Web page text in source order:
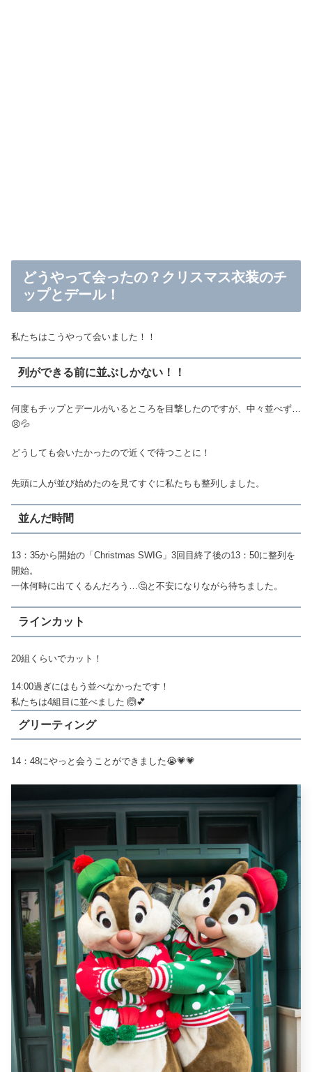
どうやって会ったの？クリスマス衣装のチ
ップとデール！
私たちはこうやって会いました！！
列ができる前に並ぶしかない！！
何度もチップとデールがいるところを目撃したのですが、中々並べず…
😣💦
どうしても会いたかったので近くで待つことに！
先頭に人が並び始めたのを見てすぐに私たちも整列しました。
並んだ時間
13：35から開始の「Christmas SWIG」3回目終了後の13：50に整列を
開始。
一体何時に出てくるんだろう…🤔と不安になりながら待ちました。
ラインカット
20組くらいでカット！
14:00過ぎにはもう並べなかったです！
私たちは4組目に並べました 🙆💕
グリーティング
14：48にやっと会うことができました😭💗💗